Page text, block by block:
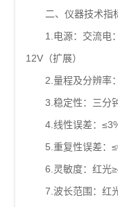
二、仪器技术指
1.电源：交流电：
12V（扩展）
2.量程及分辨率
3.稳定性：三分
4.线性误差：≤3%
5.重复性误差：
6.灵敏度：红光
7.波长范围：红